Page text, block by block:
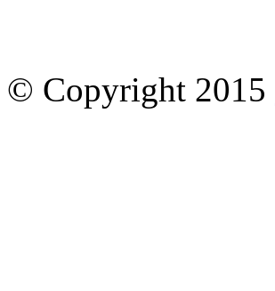
© Copyright 2015